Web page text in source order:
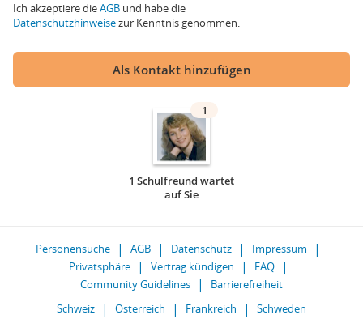
Ich akzeptiere dieAGB und habe die
Datenschutzhinweisezur Kenntnis genommen.
Als Kontakt hinzufügen
1
1 Schulfreund wartet
auf Sie
Personensuche AGB Datenschutz
Impressum
Privatsphäre
Vertrag kündigen
FAQ
Community Guidelines
Barrierefreiheit
Schweiz
Österreich Frankreich Schweden